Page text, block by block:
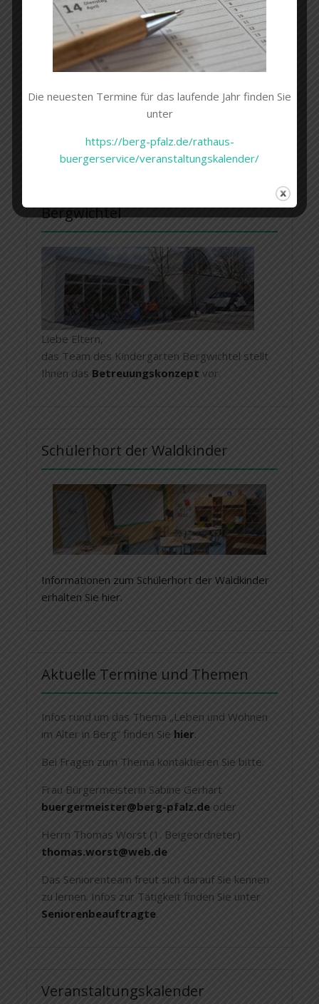
nach:
Bergwichtel
Liebe Eltern,
das Team des Kindergarten Bergwichtel stellt
Ihnen das Betreuungskonzept vor.
Schülerhort der Waldkinder
Informationen zum Schülerhort der Waldkinder
erhalten Sie hier.
Aktuelle Termine und Themen
Infos rund um das Thema „Leben und Wohnen
im Alter in Berg“ finden Sie hier.
Bei Fragen zum Thema kontaktieren Sie bitte:
Frau Bürgermeisterin Sabine Gerhart
buergermeister@berg-pfalz.de oder
Herrn Thomas Worst (1. Beigeordneter)
thomas.worst@web.de
Das Seniorenteam freut sich darauf Sie kennen
zu lernen. Infos zur Tätigkeit finden Sie unter
Seniorenbeauftragte
Veranstaltungskalender
Die neuesten Termine für das laufende Jahr finden Sie
unter
https://berg-pfalz.de/rathaus-
buergerservice/veranstaltungskalender/